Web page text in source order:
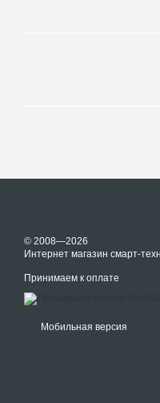
© 2008—2026
Интернет магазин смарт-
Принимаем к оплате
Мобильная версия